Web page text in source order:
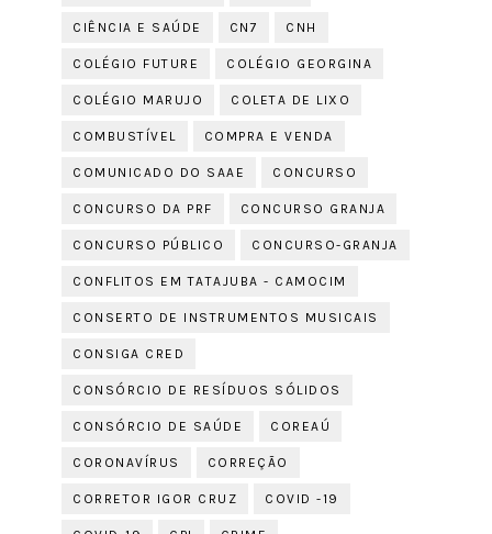
CIÊNCIA E SAÚDE CN7 CNH
COLÉGIO FUTURE COLÉGIO GEORGINA
COLÉGIO MARUJO COLETA DE LIXO
COMBUSTÍVEL COMPRA E VENDA
COMUNICADO DO SAAE CONCURSO
CONCURSO DA PRF CONCURSO GRANJA
CONCURSO PÚBLICO CONCURSO-GRANJA
CONFLITOS EM TATAJUBA - CAMOCIM
CONSERTO DE INSTRUMENTOS MUSICAIS
CONSIGA CRED
CONSÓRCIO DE RESÍDUOS SÓLIDOS
CONSÓRCIO DE SAÚDE COREAÚ
CORONAVÍRUS CORREÇÃO
CORRETOR IGOR CRUZ COVID -19